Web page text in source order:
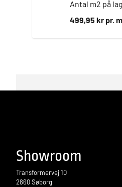
Antal m2 på
499,95 kr pr.
Showroom
Transformervej 10
2860 Søborg